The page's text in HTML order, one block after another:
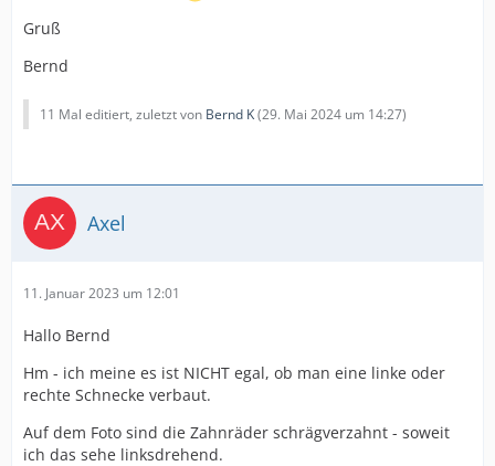
Gruß
Bernd
11 Mal editiert, zuletzt von Bernd K(29. Mai 2024 um 14:27)
Axel
11. Januar 2023 um 12:01
Hallo Bernd
Hm - ich meine es ist NICHT egal, ob man eine linke oder
rechte Schnecke verbaut.
Auf dem Foto sind die Zahnräder schrägverzahnt - soweit
ich das sehe linksdrehend.